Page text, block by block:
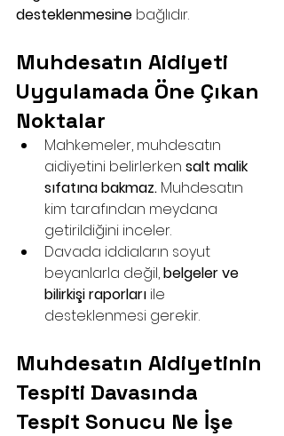
desteklenmesine bağlıdır.
Muhdesatın Aidiyeti
Uygulamada Öne Çıkan
Noktalar
Mahkemeler, muhdesatın
aidiyetini belirlerken salt malik
sıfatına bakmaz. Muhdesatın
kim tarafından meydana
getirildiğini inceler.
Davada iddiaların soyut
beyanlarla değil, belgeler ve
bilirkişi raporları ile
desteklenmesi gerekir.
Muhdesatın Aidiyetinin
Tespiti Davasında
Tespit Sonucu Ne İşe